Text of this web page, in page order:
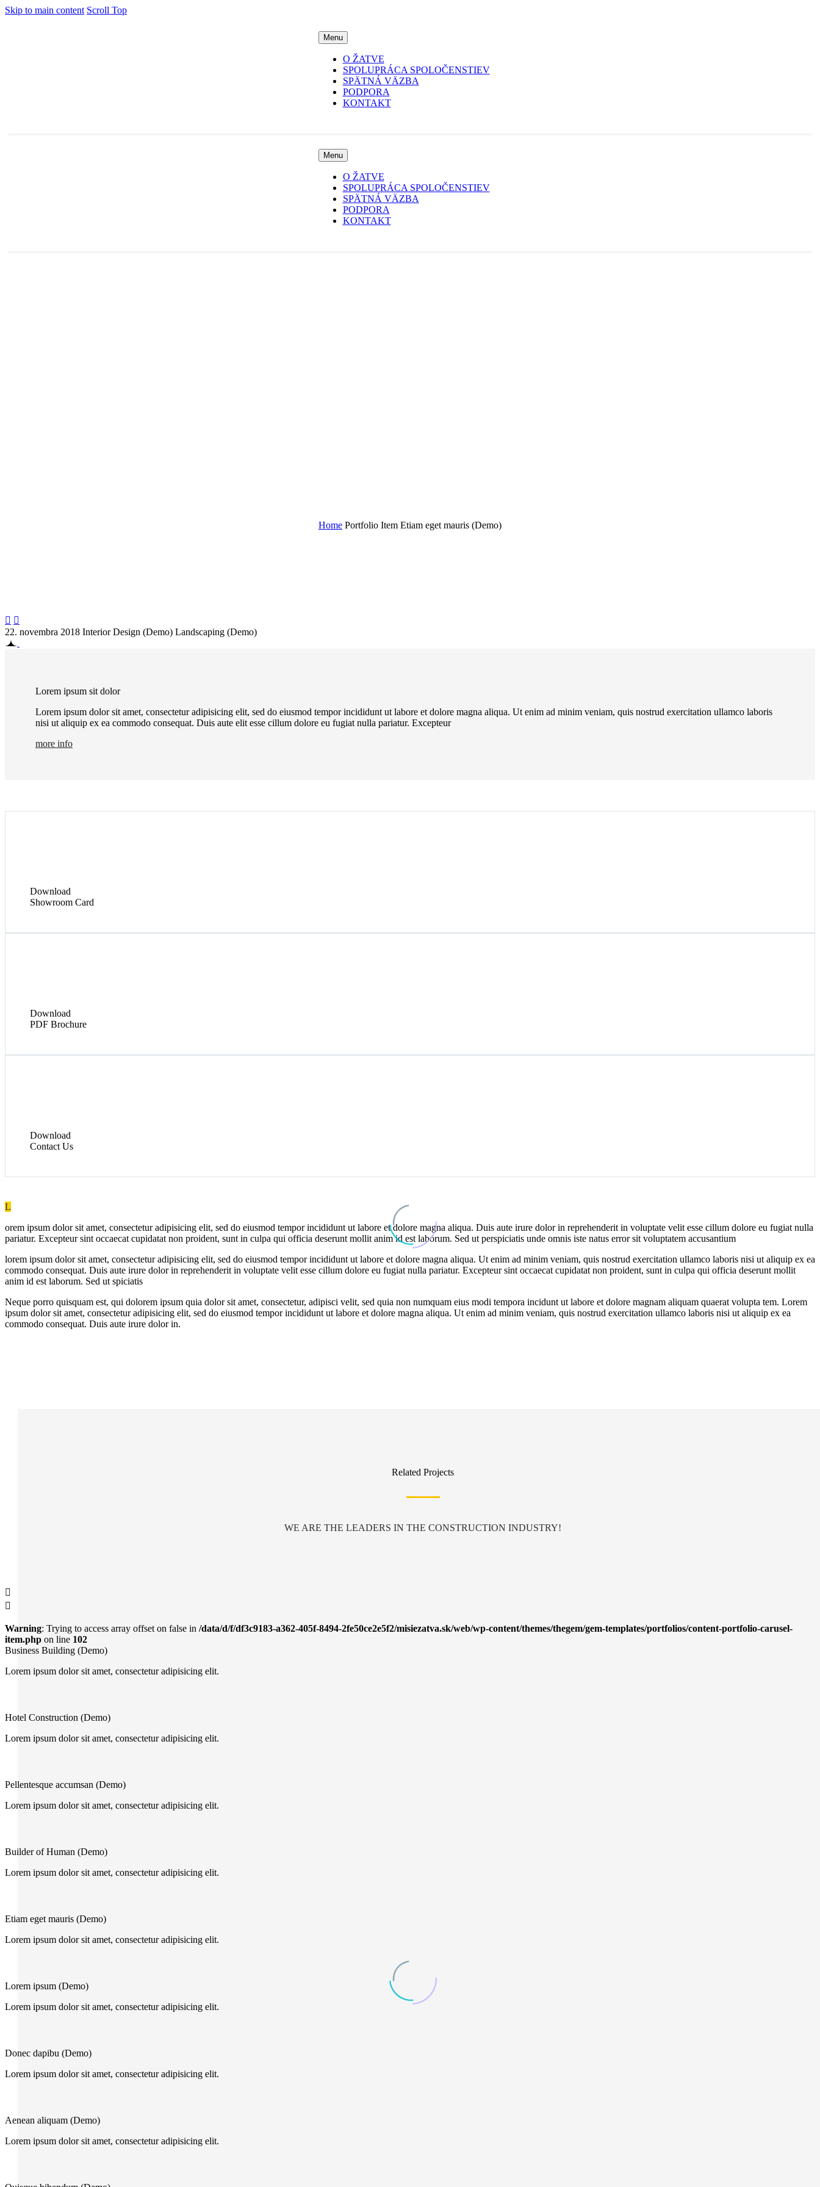
Skip to main content Scroll Top
Menu
O ŽATVE
SPOLUPRÁCA SPOLOČENSTIEV
SPÄTNÁ VÄZBA
PODPORA
KONTAKT
Menu
O ŽATVE
SPOLUPRÁCA SPOLOČENSTIEV
SPÄTNÁ VÄZBA
PODPORA
KONTAKT
Home Portfolio Item Etiam eget mauris (Demo)
 
22. novembra 2018 Interior Design (Demo) Landscaping (Demo)
Lorem ipsum sit dolor
Lorem ipsum dolor sit amet, consectetur adipisicing elit, sed do eiusmod tempor incididunt ut labore et dolore magna aliqua. Ut enim ad minim veniam, quis nostrud exercitation ullamco laboris
nisi ut aliquip ex ea commodo consequat. Duis aute elit esse cillum dolore eu fugiat nulla pariatur. Excepteur
more info
Download
Showroom Card
Download
PDF Brochure
Download
Contact Us
L
orem ipsum dolor sit amet, consectetur adipisicing elit, sed do eiusmod tempor incididunt ut labore et dolore magna aliqua. Duis aute irure dolor in reprehenderit in voluptate velit esse cillum dolore eu fugiat nulla
pariatur. Excepteur sint occaecat cupidatat non proident, sunt in culpa qui officia deserunt mollit anim id est laborum. Sed ut perspiciatis unde omnis iste natus error sit voluptatem accusantium
lorem ipsum dolor sit amet, consectetur adipisicing elit, sed do eiusmod tempor incididunt ut labore et dolore magna aliqua. Ut enim ad minim veniam, quis nostrud exercitation ullamco laboris nisi ut aliquip ex ea
commodo consequat. Duis aute irure dolor in reprehenderit in voluptate velit esse cillum dolore eu fugiat nulla pariatur. Excepteur sint occaecat cupidatat non proident, sunt in culpa qui officia deserunt mollit
anim id est laborum. Sed ut spiciatis
Neque porro quisquam est, qui dolorem ipsum quia dolor sit amet, consectetur, adipisci velit, sed quia non numquam eius modi tempora incidunt ut labore et dolore magnam aliquam quaerat volupta tem. Lorem
ipsum dolor sit amet, consectetur adipisicing elit, sed do eiusmod tempor incididunt ut labore et dolore magna aliqua. Ut enim ad minim veniam, quis nostrud exercitation ullamco laboris nisi ut aliquip ex ea
commodo consequat. Duis aute irure dolor in.
Related Projects
WE ARE THE LEADERS IN THE CONSTRUCTION INDUSTRY!


Warning: Trying to access array offset on false in /data/d/f/df3c9183-a362-405f-8494-2fe50ce2e5f2/misiezatva.sk/web/wp-content/themes/thegem/gem-templates/portfolios/content-portfolio-carusel-
item.php on line 102
Business Building (Demo)
Lorem ipsum dolor sit amet, consectetur adipisicing elit.
Hotel Construction (Demo)
Lorem ipsum dolor sit amet, consectetur adipisicing elit.
Pellentesque accumsan (Demo)
Lorem ipsum dolor sit amet, consectetur adipisicing elit.
Builder of Human (Demo)
Lorem ipsum dolor sit amet, consectetur adipisicing elit.
Etiam eget mauris (Demo)
Lorem ipsum dolor sit amet, consectetur adipisicing elit.
Lorem ipsum (Demo)
Lorem ipsum dolor sit amet, consectetur adipisicing elit.
Donec dapibu (Demo)
Lorem ipsum dolor sit amet, consectetur adipisicing elit.
Aenean aliquam (Demo)
Lorem ipsum dolor sit amet, consectetur adipisicing elit.